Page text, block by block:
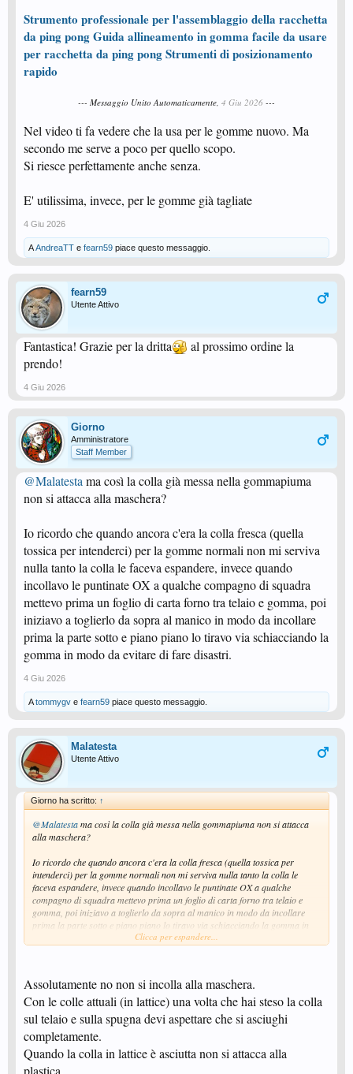
Strumento professionale per l'assemblaggio della racchetta
da ping pong Guida allineamento in gomma facile da usare
per racchetta da ping pong Strumenti di posizionamento
rapido
--- Messaggio Unito Automaticamente, 4 Giu 2026 ---
Nel video ti fa vedere che la usa per le gomme nuovo. Ma
secondo me serve a poco per quello scopo.
Si riesce perfettamente anche senza.
E' utilissima, invece, per le gomme già tagliate
4 Giu 2026
AAndreaTT e fearn59 piace questo messaggio.
fearn59
Utente Attivo
Fantastica! Grazie per la dritta
al prossimo ordine la
prendo!
4 Giu 2026
Giorno
Amministratore
Staff Member
@Malatesta ma così la colla già messa nella gommapiuma
non si attacca alla maschera?
Io ricordo che quando ancora c'era la colla fresca (quella
tossica per intenderci) per la gomme normali non mi serviva
nulla tanto la colla le faceva espandere, invece quando
incollavo le puntinate OX a qualche compagno di squadra
mettevo prima un foglio di carta forno tra telaio e gomma, poi
iniziavo a toglierlo da sopra al manico in modo da incollare
prima la parte sotto e piano piano lo tiravo via schiacciando la
gomma in modo da evitare di fare disastri.
4 Giu 2026
Atommygv e fearn59 piace questo messaggio.
Malatesta
Utente Attivo
Giorno ha scritto: ↑
@Malatestama così la colla già messa nella gommapiuma non si attacca
alla maschera?
Io ricordo che quando ancora c'era la colla fresca (quella tossica per
intenderci) per la gomme normali non mi serviva nulla tanto la colla le
faceva espandere, invece quando incollavo le puntinate OX a qualche
compagno di squadra mettevo prima un foglio di carta forno tra telaio e
gomma, poi iniziavo a toglierlo da sopra al manico in modo da incollare
prima la parte sotto e piano piano lo tiravo via schiacciando la gomma in
modo da evitare di fare disastri.Clicca per espandere...
Assolutamente no non si incolla alla maschera.
Con le colle attuali (in lattice) una volta che hai steso la colla
sul telaio e sulla spugna devi aspettare che si asciughi
completamente.
Quando la colla in lattice è asciutta non si attacca alla
plastica.